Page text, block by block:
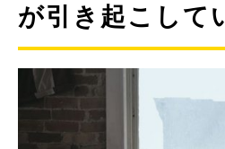
が引き起こして